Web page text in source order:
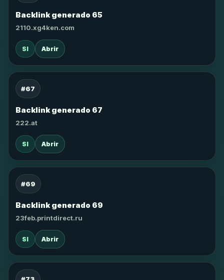
Backlink generado 65
2110.xg4ken.com
SI Abrir
#67
Backlink generado 67
222.at
SI Abrir
#69
Backlink generado 69
23feb.printdirect.ru
SI Abrir